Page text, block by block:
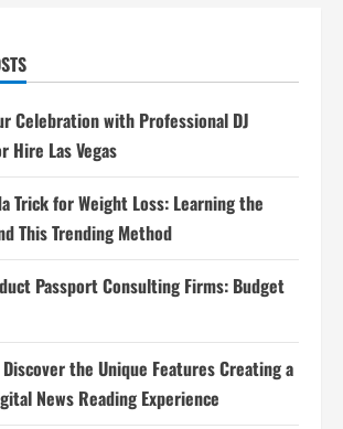
Celebration with Professional DJ
Hire Las Vegas
Trick for Weight Loss: Learning the
This Trending Method
Passport Consulting Firms: Budget
Discover the Unique Features Creating a
News Reading Experience